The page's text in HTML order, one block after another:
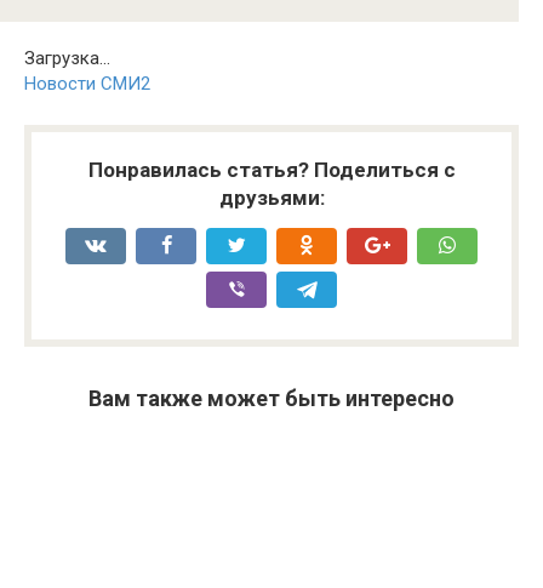
Загрузка...
Новости СМИ2
Понравилась статья? Поделиться с
друзьями:
Вам также может быть интересно